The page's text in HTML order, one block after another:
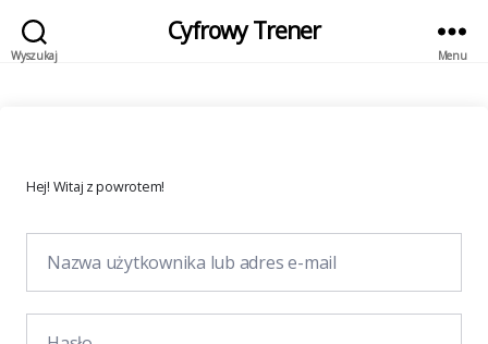
Wyszukaj
Cyfrowy Trener
Menu
Hej! Witaj z powrotem!